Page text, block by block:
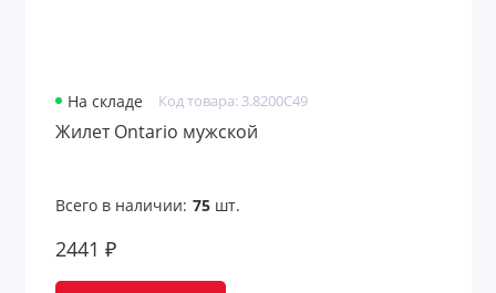
На складе Код товара: 3.8200C49
Жилет Ontario мужской
Всего в наличии: 75шт.
2441 ₽